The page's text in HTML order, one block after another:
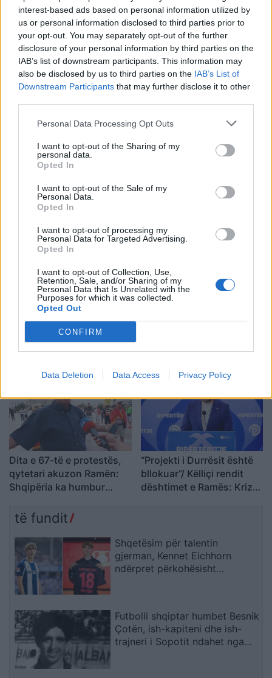
interest-based ads based on personal information utilized by
us or personal information disclosed to third parties prior to
your opt-out. You may separately opt-out of the further
disclosure of your personal information by third parties on the
IAB’s list of downstream participants. This information may
also be disclosed by us to third parties on the IAB’s List of
Downstream Participants that may further disclose it to other
Personal Data Processing Opt Outs
I want to opt-out of the Sharing of my
personal data.
Opted In
I want to opt-out of the Sale of my
Personal Data.
Opted In
I want to opt-out of processing my
Personal Data for Targeted Advertising.
Opted In
I want to opt-out of Collection, Use,
Retention, Sale, and/or Sharing of my
Personal Data that Is Unrelated with the
Purposes for which it was collected.
Opted Out
CONFIRM
Data Deletion Data Access Privacy Policy
Eric Wendt konfirmohet
nga Senati si ambasador i
SHBA-së në Shqipëri,
emërimi pret firmën e
Futbolli librazhdas në zi,
ndahet nga jeta Besnik
Çota, ish-kapiten dhe ish-
trajner i Sopotit
shpejtësi në Pocest të
Dibrës, disa banesa në
regjimit! Apeli i aktivistes
Shqipërinë që meritojmë
VIDEO/Me këtë gol, a ia
rrezikon Talisca vendin në
Ronela Hajati ‘shpërthen’
Dita e 67-të e protestës,
qytetari akuzon Ramën:
Shqipëria ka humbur
“Projekti i Durrësit është
bllokuar”/ Këlliçi rendit
dështimet e Ramës: Kriza
të fundit
Shqetësim për talentin
gjerman, Kennet Eichhorn
ndërpret përkohësisht
Futbolli shqiptar humbet Besnik
Çotën, ish-kapiteni dhe ish-
trajneri i Sopotit ndahet nga